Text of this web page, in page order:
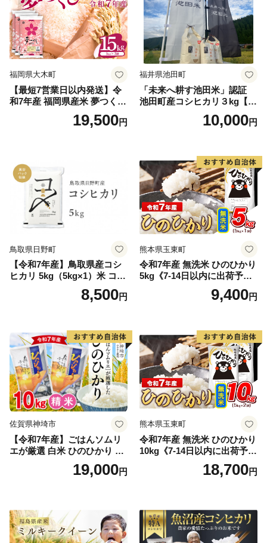
福岡県大木町
【最短7営業日以内発送】令
和7年産 福岡県産米 夢つくし
15kg 精米 ※北海道・沖縄・
19,500円
福井県池田町
「未来へ耕す池田米」認証
池田町産コシヒカリ３kg【お
1人様につき３セットまで】
10,000円
鳥取県日野町
【令和7年産】鳥取県産コシ
ヒカリ 5kg（5kg×1）米 コシ
ヒカリ こしひかり お米 白米
精米 5キロ おこめ こめ コメ
野町産 Elevation
8,500円
熊本県玉東町
令和7年産 無洗米 ひのひかり
5kg《7-14日以内に出荷予定
(土日祝除く)》コメ 米 無洗米
高レビュー｜人気米 熊本県
9,400円
佐賀県神埼市
【令和7年産】ごはんソムリ
エが厳選 白米 ひのひかり 10
米 10kg 5kg×2 ひのひかり ブ
19,000円
熊本県玉東町
令和7年産 無洗米 ひのひかり
10kg《7-14日以内に出荷予定
(土日祝除く)》コメ 米 無洗米
令和7年産 高レビュー｜人気
18,700円